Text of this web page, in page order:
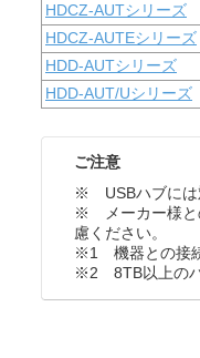
HDCZ-AUTシリーズ
HDCZ-AUTEシリーズ
HDD-AUTシリーズ
HDD-AUT/Uシリーズ
ご注意
※ USBハブには
※ メーカー様と
慮ください。
※1 機器との接続
※2 8TB以上のハ